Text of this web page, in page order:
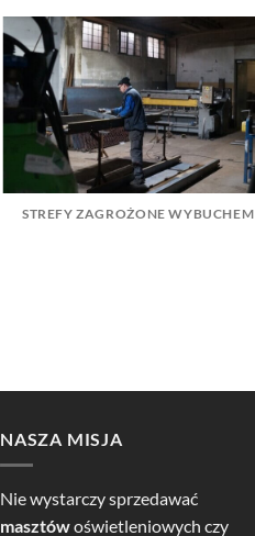
STREFY ZAGROŻONE WYBUCHEM
NASZA MISJA
Nie wystarczy sprzedawać
masztówoświetleniowych czy